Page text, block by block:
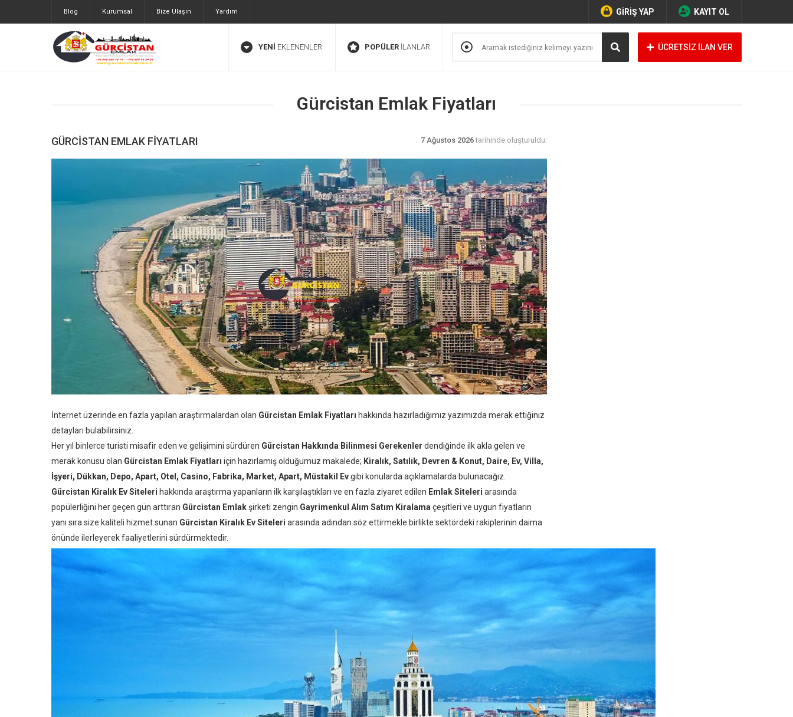
Blog Kurumsal Bize Ulaşın Yardım GİRİŞ YAP KAYIT OL
YENİ EKLENENLER POPÜLERİLANLAR ÜCRETSİZ İLAN VER
Gürcistan Emlak Fiyatları
GÜRCISTAN EMLAK FIYATLARI 7 Ağustos 2026tarihinde oluşturuldu.
İnternet üzerinde en fazla yapılan araştırmalardan olan Gürcistan Emlak Fiyatları hakkında hazırladığımız yazımızda merak ettiğiniz
detayları bulabilirsiniz.
Her yıl binlerce turisti misafir eden ve gelişimini sürdüren Gürcistan Hakkında Bilinmesi Gerekenler dendiğinde ilk akla gelen ve
merak konusu olan Gürcistan Emlak Fiyatları için hazırlamış olduğumuz makalede; Kiralık, Satılık, Devren & Konut, Daire, Ev, Villa,
İşyeri, Dükkan, Depo, Apart, Otel, Casino, Fabrika, Market, Apart, Müstakil Evgibi konularda açıklamalarda bulunacağız.
Gürcistan Kiralık Ev Siteleri hakkında araştırma yapanların ilk karşılaştıkları ve en fazla ziyaret edilen Emlak Siteleri arasında
popülerliğini her geçen gün arttıran Gürcistan Emlakşirketi zengin Gayrimenkul Alım Satım Kiralama çeşitleri ve uygun fiyatların
yanı sıra size kaliteli hizmet sunan Gürcistan Kiralık Ev Siteleri arasında adından söz ettirmekle birlikte sektördeki rakiplerinin daima
önünde ilerleyerek faaliyetlerini sürdürmektedir.